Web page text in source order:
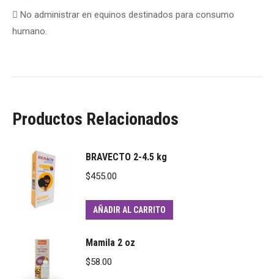
 No administrar en equinos destinados para consumo
humano.
Productos Relacionados
BRAVECTO 2-4.5 kg
$455.00
AÑADIR AL CARRITO
Mamila 2 oz
$58.00